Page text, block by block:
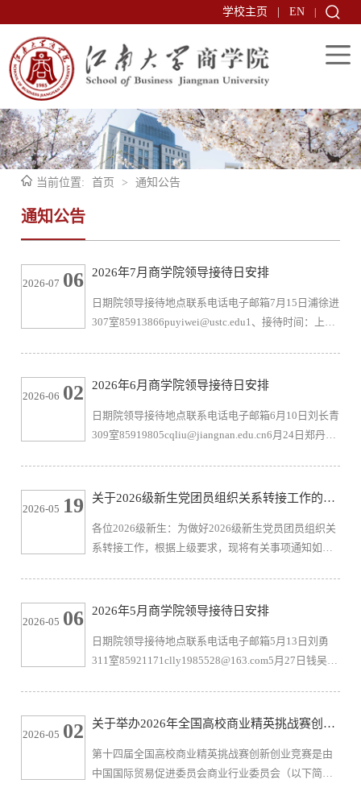
学校主页 EN
当前位置: 首页 > 通知公告
通知公告
2026-07 06 2026年7月商学院领导接待日安排
日期院领导接待地点联系电话电子邮箱7月15日浦徐进
307室85913866puyiwei@ustc.edu1、接待时间：上午
2026-06 02 2026年6月商学院领导接待日安排
日期院领导接待地点联系电话电子邮箱6月10日刘长青
309室85919805cqliu@jiangnan.edu.cn6月24日郑丹丹
办 2026年6月1
2026-05 19
关于2026级新生党团员组织关系转接工作的通
各位2026级新生：为做好2026级新生党员团员组织关
系转接工作，根据上级要求，现将有关事项通知如
接子系统进行网上转接，无需再开具纸质介绍信。2、
管理信息系统组织关系转接子系统进行网上转接，又
要由具有全国范围内直接相互转移组织关系权限的党
2026-05 06 2026年5月商学院领导接待日安排
日期院领导接待地点联系电话电子邮箱5月13日刘勇
311室85921171clly1985528@163.com5月27日钱吴永
等 院 办 2026
2026-05 02
关于举办2026年全国高校商业精英挑战赛创新
第十四届全国高校商业精英挑战赛创新创业竞赛是由
中国国际贸易促进委员会商业行业委员会（以下简称